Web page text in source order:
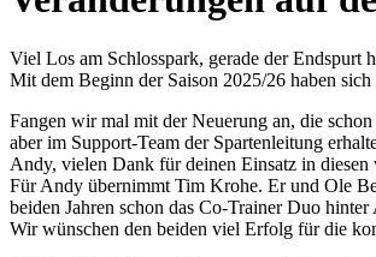
Viel Los am Schlosspark, gerade der Endspurt
Mit dem Beginn der Saison 2025/26 haben
Fangen wir mal mit der Neuerung an, die
aber im Support-Team der Spartenleitung
Andy, vielen Dank für deinen Einsatz in diesen
Für Andy übernimmt Tim Krohe. Er und Ole
beiden Jahren schon das Co-Trainer Duo hinter
Wir wünschen den beiden viel Erfolg für die